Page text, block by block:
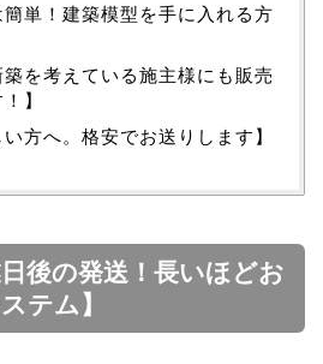
簡単！建築模型を手に入れる方
築を考えている施主様にも販売
】
い方へ。格安でお送りします】
日後の発送！長いほどお
テム】